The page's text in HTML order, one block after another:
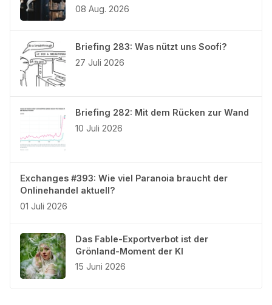
08 Aug. 2026
Briefing 283: Was nützt uns Soofi?
27 Juli 2026
Briefing 282: Mit dem Rücken zur Wand
10 Juli 2026
Exchanges #393: Wie viel Paranoia braucht der
Onlinehandel aktuell?
01 Juli 2026
Das Fable-Exportverbot ist der
Grönland-Moment der KI
15 Juni 2026